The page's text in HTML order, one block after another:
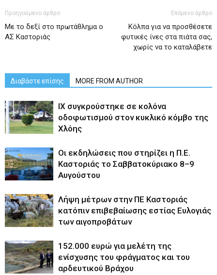
Προηγούμενο άρθρο
Με το δεξί στο πρωτάθλημα ο
ΑΣ Καστοριάς
Επόμενο άρθρο
Κόλπα για να προσθέσετε
φυτικές ίνες στα πιάτα σας,
χωρίς να το καταλάβετε
Διαβάστε επίσης MORE FROM AUTHOR
ΙΧ συγκρούστηκε σε κολόνα
οδοφωτισμού στον κυκλικό κόμβο της
Χλόης
Οι εκδηλώσεις που στηρίζει η Π.Ε.
Καστοριάς το Σαββατοκύριακο 8–9
Αυγούστου
Λήψη μέτρων στην ΠΕ Καστοριάς
κατόπιν επιβεβαίωσης εστίας Ευλογιάς
των αιγοπροβάτων
152.000 ευρώ για μελέτη της
ενίσχυσης του φράγματος και του
αρδευτικού Βράχου